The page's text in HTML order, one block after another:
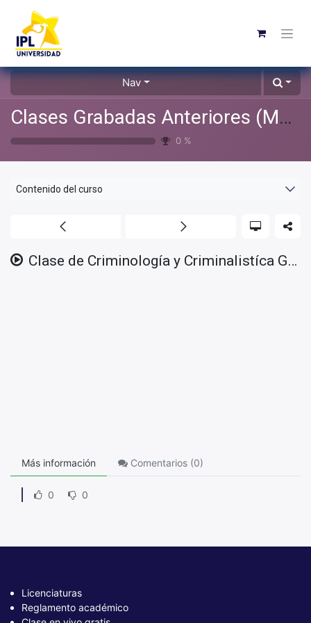
Nav
Clases Grabadas Anteriores (Material de apoyo para alumnos)
0 %
Contenido del curso
Clase de Criminología y Criminalistíca GEN/OCT/24 - 2025/02/04
Más información Comentarios (0)
0 0
Licenciaturas
Reglamento académico